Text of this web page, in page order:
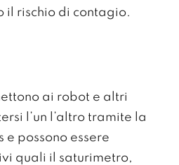
il rischio di contagio.
ai robot e altri
l’un l’altro tramite la
e possono essere
quali il saturimetro,